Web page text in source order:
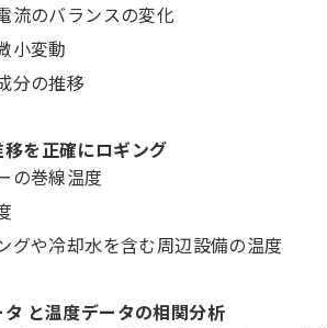
流のバランスの変化
小変動
分の推移
移を正確にロギング
の巻線温度
グや冷却水を含む周辺設備の温度
タ と温度データの相関分析